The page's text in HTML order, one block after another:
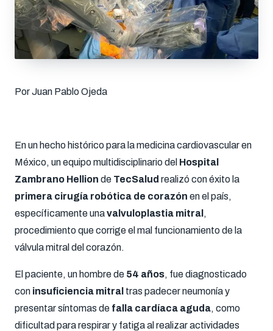
Por Juan Pablo Ojeda
En un hecho histórico para la medicina cardiovascular en
México, un equipo multidisciplinario del Hospital
Zambrano Hellion de TecSalud realizó con éxito la
primera cirugía robótica de corazón en el país,
específicamente unavalvuloplastia mitral ,
procedimiento que corrige el mal funcionamiento de la
válvula mitral del corazón.
El paciente, un hombre de 54 años, fue diagnosticado
con insuficiencia mitral tras padecer neumonía y
presentar síntomas de falla cardíaca aguda, como
dificultad para respirar y fatiga al realizar actividades